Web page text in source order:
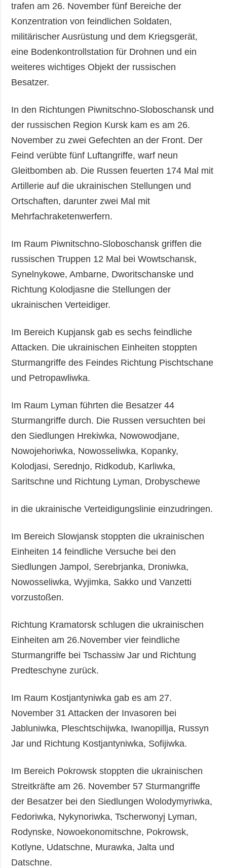
trafen am 26. November fünf Bereiche der
Konzentration von feindlichen Soldaten,
militärischer Ausrüstung und dem Kriegsgerät,
eine Bodenkontrollstation für Drohnen und ein
weiteres wichtiges Objekt der russischen
Besatzer.
In den Richtungen Piwnitschno-Sloboschansk und
der russischen Region Kursk kam es am 26.
November zu zwei Gefechten an der Front. Der
Feind verübte fünf Luftangriffe, warf neun
Gleitbomben ab. Die Russen feuerten 174 Mal mit
Artillerie auf die ukrainischen Stellungen und
Ortschaften, darunter zwei Mal mit
Mehrfachraketenwerfern.
Im Raum Piwnitschno-Sloboschansk griffen die
russischen Truppen 12 Mal bei Wowtschansk,
Synelnykowe, Ambarne, Dworitschanske und
Richtung Kolodjasne die Stellungen der
ukrainischen Verteidiger.
Im Bereich Kupjansk gab es sechs feindliche
Attacken. Die ukrainischen Einheiten stoppten
Sturmangriffe des Feindes Richtung Pischtschane
und Petropawliwka.
Im Raum Lyman führten die Besatzer 44
Sturmangriffe durch. Die Russen versuchten bei
den Siedlungen Hrekiwka, Nowowodjane,
Nowojehoriwka, Nowosseliwka, Kopanky,
Kolodjasi, Serednjo, Ridkodub, Karliwka,
Saritschne und Richtung Lyman, Drobyschewe
in die ukrainische Verteidigungslinie einzudringen.
Im Bereich Slowjansk stoppten die ukrainischen
Einheiten 14 feindliche Versuche bei den
Siedlungen Jampol, Serebrjanka, Droniwka,
Nowosseliwka, Wyjimka, Sakko und Vanzetti
vorzustoßen.
Richtung Kramatorsk schlugen die ukrainischen
Einheiten am 26.November vier feindliche
Sturmangriffe bei Tschassiw Jar und Richtung
Predteschyne zurück.
Im Raum Kostjantyniwka gab es am 27.
November 31 Attacken der Invasoren bei
Jabluniwka, Pleschtschijwka, Iwanopillja, Russyn
Jar und Richtung Kostjantyniwka, Sofijiwka.
Im Bereich Pokrowsk stoppten die ukrainischen
Streitkräfte am 26. November 57 Sturmangriffe
der Besatzer bei den Siedlungen Wolodymyriwka,
Fedoriwka, Nykynoriwka, Tscherwonyj Lyman,
Rodynske, Nowoekonomitschne, Pokrowsk,
Kotlyne, Udatschne, Murawka, Jalta und
Datschne.